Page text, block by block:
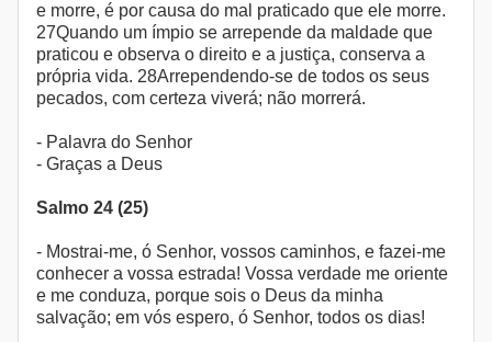
e morre, é por causa do mal praticado que ele morre.
27Quando um ímpio se arrepende da maldade que
praticou e observa o direito e a justiça, conserva a
própria vida. 28Arrependendo-se de todos os seus
pecados, com certeza viverá; não morrerá.
- Palavra do Senhor
- Graças a Deus
Salmo 24 (25)
- Mostrai-me, ó Senhor, vossos caminhos, e fazei-me
conhecer a vossa estrada! Vossa verdade me oriente
e me conduza, porque sois o Deus da minha
salvação; em vós espero, ó Senhor, todos os dias!